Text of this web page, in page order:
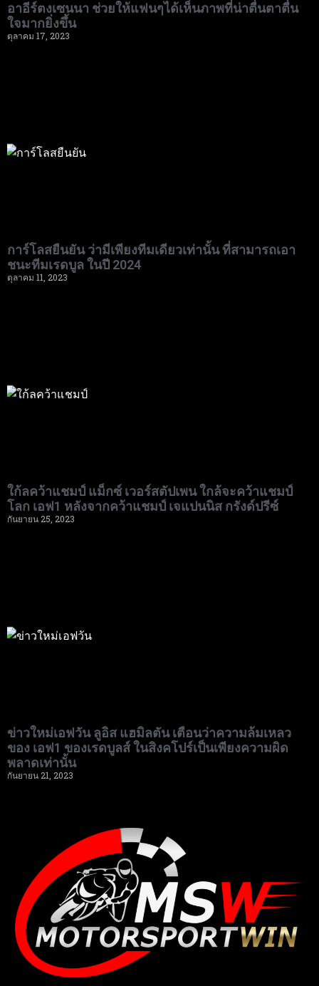
อาอีร์ตงเซนนา ช่วยให้แฟนๆได้เห็นภาพที่น่าตื่นตาตื่น
ใจมากยิ่งขึ้น
ตุลาคม 17, 2023
การ์โลสยืนยัน ว่ามีเพียงทีมเดียวเท่านั้น ที่สามารถเอา
ชนะทีมเรดบูล ในปี 2024
ตุลาคม 11, 2023
ใก้ลคว้าแชมป์ แม็กซ์ เวอร์สตัปเพน ใกล้จะคว้าแชมป์
โลก เอฟ1 หลังจากคว้าแชมป์ เจแปนนิส กรังด์ปรีซ์
กันยายน 25, 2023
ข่าวใหม่เอฟวัน ลูอิส แฮมิลตัน เตือนว่าความล้มเหลว
ของ เอฟ1 ของเรดบูลส์ ในสิงคโปร์เป็นเพียงความผิด
พลาดเท่านั้น
กันยายน 21, 2023